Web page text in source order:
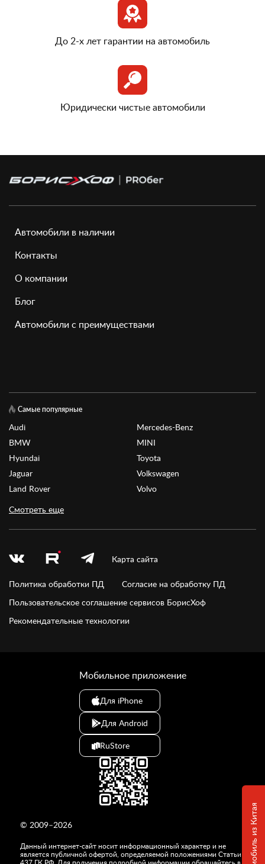
До 2-х лет гарантии на автомобиль
Юридически чистые автомобили
Автомобили в наличии
Контакты
О компании
Блог
Автомобили с преимуществами
Самые популярные
Audi
BMW
Hyundai
Jaguar
Land Rover
Mercedes-Benz
MINI
Toyota
Volkswagen
Volvo
Смотреть еще
Карта сайта
Политика обработки ПД
Согласие на обработку ПД
Пользовательское соглашение сервисов БорисХоф
Рекомендательные технологии
© 2009–2026
Данный интернет-сайт носит информационный характер и не
является публичной офертой, определяемой положениями Статьи
Мобильное приложение
Для iPhone
Для Android
RuStore